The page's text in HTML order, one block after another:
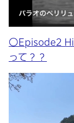
〇Episode2
って？？